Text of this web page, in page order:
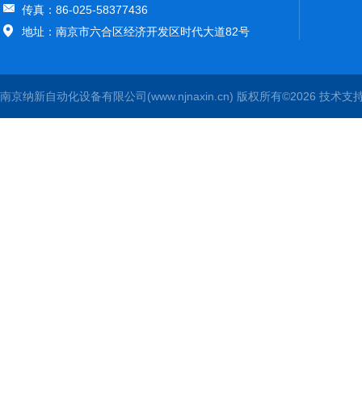
传真：86-025-58377436
地址：南京市六合区经济开发区时代大道82号
南京纳新自动化设备有限公司(www.njnaxin.cn) 版权所有©2026 技术支